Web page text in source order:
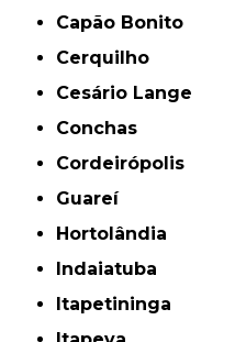
Capão Bonito
Cerquilho
Cesário Lange
Conchas
Cordeirópolis
Guareí
Hortolândia
Indaiatuba
Itapetininga